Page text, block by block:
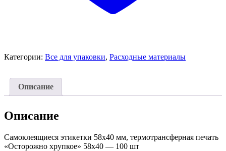
Категории: Все для упаковки, Расходные материалы
Описание
Описание
Самоклеящиеся этикетки 58х40 мм, термотрансферная печать
«Осторожно хрупкое» 58х40 — 100 шт